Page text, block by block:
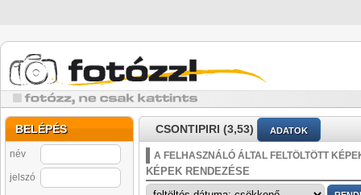
BELÉPÉS
név
jelszó
CSONTIPIRI (3,53) ADATOK
A FELHASZNÁLÓ ÁLTAL FELTÖLTÖTT
KÉPEK RENDEZÉSE